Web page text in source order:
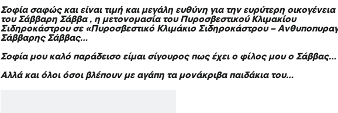
Σοφία σαφώς και είναι τιμή και μεγάλη ευθύνη για την ευρύτερη οικογένεια
του Σάββαρη Σάββα , η μετονομασία του Πυροσβεστικού Κλιμακίου
Σιδηροκάστρου σε «Πυροσβεστικό Κλιμάκιο Σιδηροκάστρου –
Σάββαρης Σάββας…
Σοφία μου καλό παράδεισο είμαι σίγουρος πως έχει ο φίλος μου ο Σάββας…
Αλλά και όλοι όσοι βλέπουν με αγάπη τα μονάκριβα παιδάκια του…